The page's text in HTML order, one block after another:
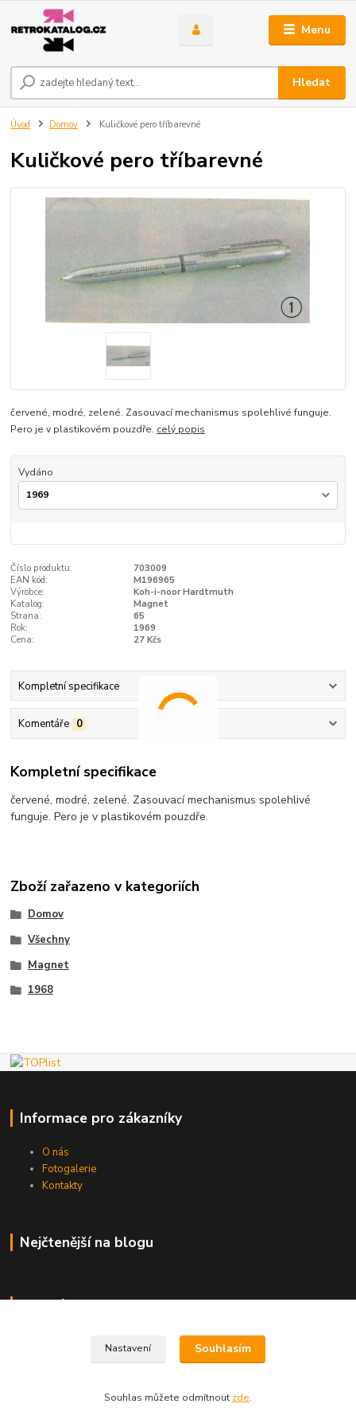
Menu
Hledat
Úvod Domov Kuličkové pero tříbarevné
Kuličkové pero tříbarevné
červené, modré, zelené. Zasouvací mechanismus spolehlivé funguje.
Pero je v plastikovém pouzdře. celý popis
Vydáno
Číslo produktu:
703009
EAN kód:
M196965
Výrobce:
Koh-i-noor Hardtmuth
Katalog:
Magnet
Strana:
65
Rok:
1969
Cena:
27 Kčs
Kompletní specifikace
Komentáře 0
Kompletní specifikace
červené, modré, zelené. Zasouvací mechanismus spolehlivé
funguje. Pero je v plastikovém pouzdře.
Zboží zařazeno v kategoriích
Domov
Všechny
Magnet
1968
Informace pro zákazníky
O nás
Fotogalerie
Kontakty
Nejčtenější na blogu
Kde nás najdete
Nastavení Souhlasím
Souhlas můžete odmítnout zde.